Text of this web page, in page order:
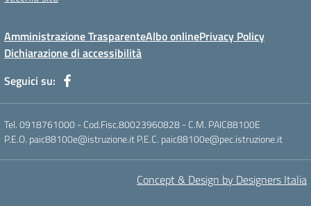
Amministrazione TrasparenteAlbo onlinePrivacy Policy
Dichiarazione di accessibilità
Seguici su:
Tel. 0918761000 - Cod.Fisc.80023960828 - C.M. PAIC88100E
P.E.O. paic88100e@istruzione.it P.E.C. paic88100e@pec.istruzione.it
Concept & Design by Designers Italia